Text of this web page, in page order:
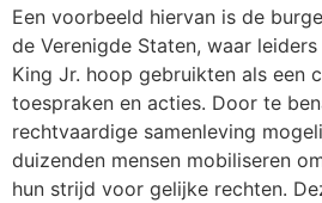
Een voorbeeld hiervan is de
de Verenigde Staten, waar
King Jr. hoop gebruikten als een
toespraken en acties. Door te
rechtvaardige samenleving
duizenden mensen mobiliseren
hun strijd voor gelijke rechten.